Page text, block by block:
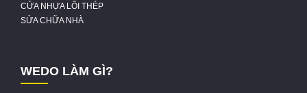
CỬA NHỰA LÕI THÉP
SỬA CHỮA NHÀ
WEDO LÀM GÌ?